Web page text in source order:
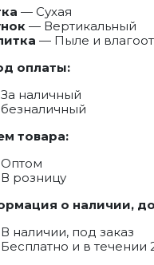
— Сухая
— Вертикальный
— Пыле и
оплаты:
За наличный
безналичный
товара:
Оптом
В розницу
о наличии,
В наличии, под заказ
Бесплатно и в течении